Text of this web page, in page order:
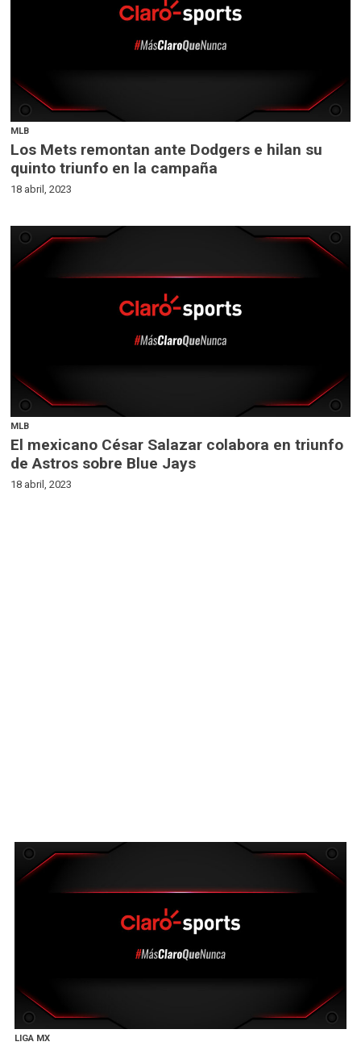
LIGA MX
MLB
Los Mets remontan ante Dodgers e hilan su
quinto triunfo en la campaña
18 abril, 2023
MLB
El mexicano César Salazar colabora en triunfo
de Astros sobre Blue Jays
18 abril, 2023